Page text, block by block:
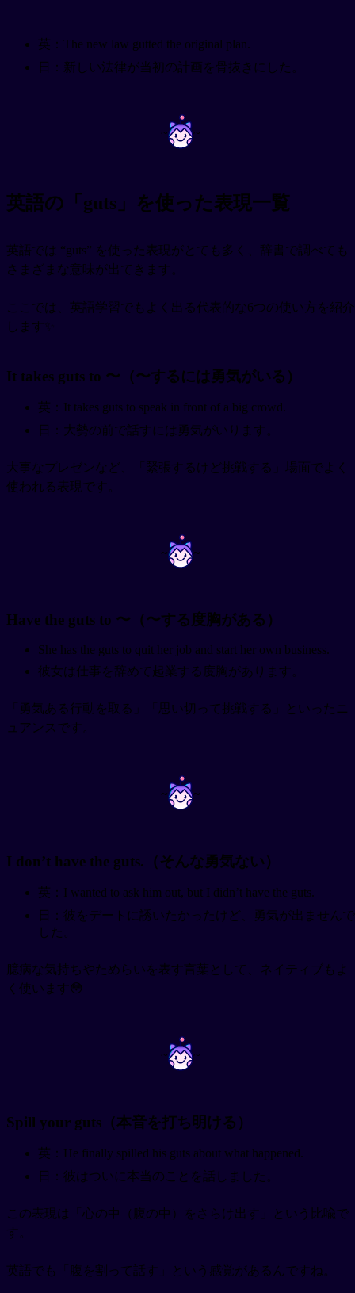
英：The new law gutted the original plan.
日：新しい法律が当初の計画を骨抜きにした。
~ ~
英語の「guts」を使った表現一覧
英語では “guts” を使った表現がとても多く、辞書で調べても
さまざまな意味が出てきます。
ここでは、英語学習でもよく出る代表的な6つの使い方を紹介
します✨
It takes guts to 〜（〜するには勇気がいる）
英：It takes guts to speak in front of a big crowd.
日：大勢の前で話すには勇気がいります。
大事なプレゼンなど、「緊張するけど挑戦する」場面でよく
使われる表現です。
~ ~
Have the guts to 〜（〜する度胸がある）
She has the guts to quit her job and start her own business.
彼女は仕事を辞めて起業する度胸があります。
「勇気ある行動を取る」「思い切って挑戦する」といったニ
ュアンスです。
~ ~
I don’t have the guts.（そんな勇気ない）
英：I wanted to ask him out, but I didn’t have the guts.
日：彼をデートに誘いたかったけど、勇気が出ませんで
した。
臆病な気持ちやためらいを表す言葉として、ネイティブもよ
く使います😳
~ ~
Spill your guts（本音を打ち明ける）
英：He finally spilled his guts about what happened.
日：彼はついに本当のことを話しました。
この表現は「心の中（腹の中）をさらけ出す」という比喩で
す。
英語でも「腹を割って話す」という感覚があるんですね。